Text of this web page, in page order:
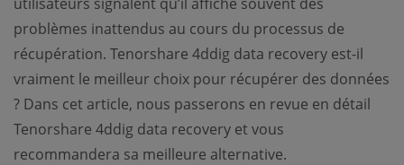
problèmes inattendus au cours du processus de
récupération. Tenorshare 4ddig data recovery est-il
vraiment le meilleur choix pour récupérer des données
? Dans cet article, nous passerons en revue en détail
Tenorshare 4ddig data recovery et vous
recommandera sa meilleure alternative.